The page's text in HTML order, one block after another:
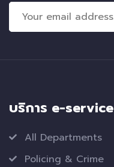
บริการ e-service
All Departments
Policing & Crime